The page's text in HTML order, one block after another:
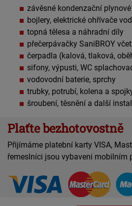
závěsné kondenzační
bojlery, elektrické ohřívače
topná tělesa a náhradní díly
přečerpávačky SaniBROY
čerpadla (kalová, tlaková,
sifony, výpusti, WC
vodovodní baterie, sprchy
trubky, potrubí, kolena a
šroubení, těsnění a další
Plaťte bezhotovostně
Přijímáme platební karty VISA,
řemeslníci jsou vybaveni mobilním